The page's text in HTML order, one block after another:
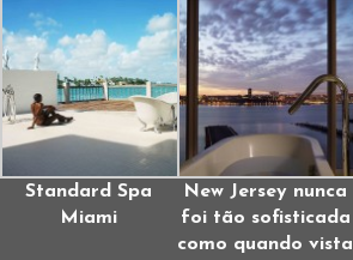
Standard Spa
Miami
New Jersey nunca
foi tão sofisticada
como quando vista